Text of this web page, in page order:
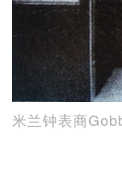
米兰钟表商